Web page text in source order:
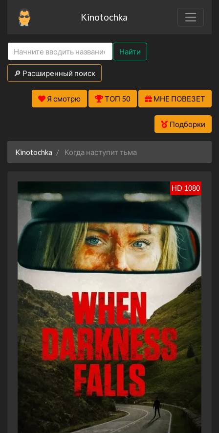
Kinotochka
Найти
🔎 Расширенный поиск
Я смотрю ТОП 50 МНЕ ПОВЕЗЕТ
Подборки
Kinotochka Когда наступит тьма
HD 1080